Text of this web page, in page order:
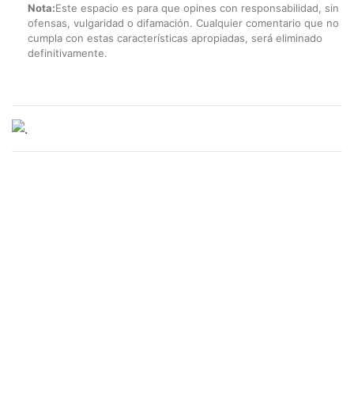
Nota:Este espacio es para que opines con responsabilidad, sin
ofensas, vulgaridad o difamación. Cualquier comentario que no
cumpla con estas características apropiadas, será eliminado
definitivamente.